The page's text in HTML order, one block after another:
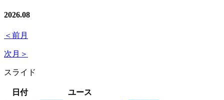
2026.08
＜前月
次月＞
スライド
日付
ユース